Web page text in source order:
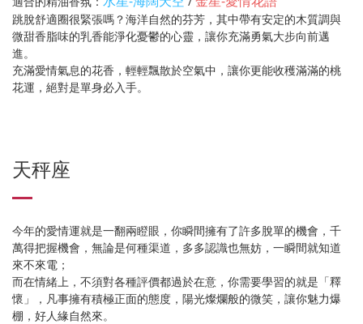
跳脫舒適圈很緊張嗎？海洋自然的芬芳，其中帶有安定的木質調與
微甜香脂味的乳香能淨化憂鬱的心靈，讓你充滿勇氣大步向前邁
進。
充滿愛情氣息的花香，輕輕飄散於空氣中，讓你更能收穫滿滿的桃
花運，絕對是單身必入手。
天秤座
今年的愛情運就是一翻兩瞪眼，你瞬間擁有了許多脫單的機會，千
萬得把握機會，無論是何種渠道，多多認識也無妨，一瞬間就知道
來不來電；
而在情緒上，不須對各種評價都過於在意，你需要學習的就是「釋
懷」，凡事擁有積極正面的態度，陽光燦爛般的微笑，讓你魅力爆
棚，好人緣自然來。